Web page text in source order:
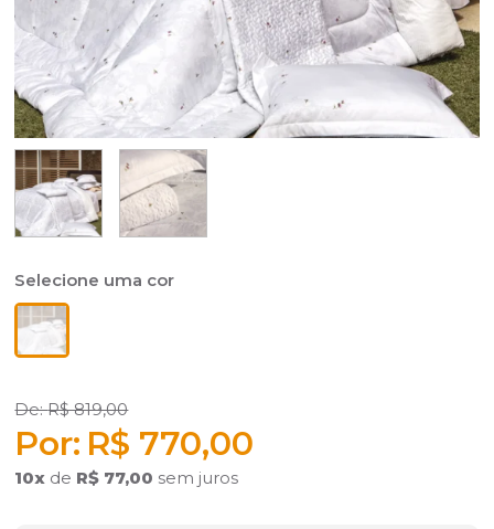
R$ 819,00
R$ 770,00
10x de R$ 77,00 sem juros